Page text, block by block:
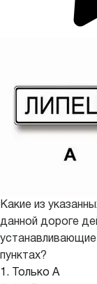
Какие из
данной дороге
пунктах?
1. Только А